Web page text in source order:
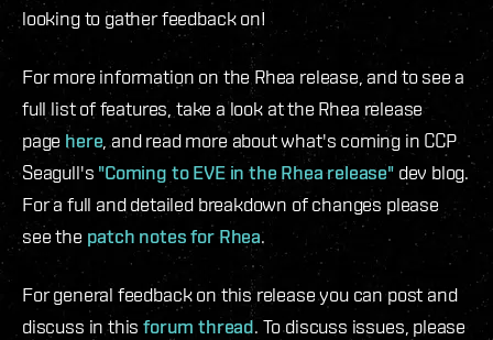
looking to gather feedback on!
For more information on the Rhea release, and to see a
full list of features, take a look at the Rhea release
page here, and read more about what's coming in CCP
Seagull's "Coming to EVE in the Rhea release"dev blog.
For a full and detailed breakdown of changes please
see the patch notes for Rhea.
For general feedback on this release you can post and
discuss in thisforum thread. To discuss issues, please